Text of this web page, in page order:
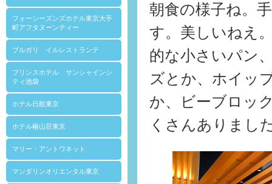
フォーシーズンズホテル東京大手
町アフタヌーンティー
ブルガリ イルレストランテ
プリンスホテル サンシャインシ
ティ池袋
ホテル日航東京
ホテル椿山荘東京
マリー・アントワネット
マンダリンオリエンタル東京
朝食の様子ね。
す。美しいねえ
的な小さいパン
ズとか、ホイッ
か、ビーブロッ
くさんありまし